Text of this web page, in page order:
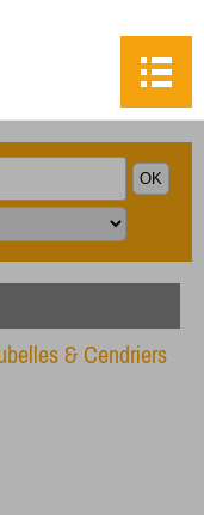
& Cendriers